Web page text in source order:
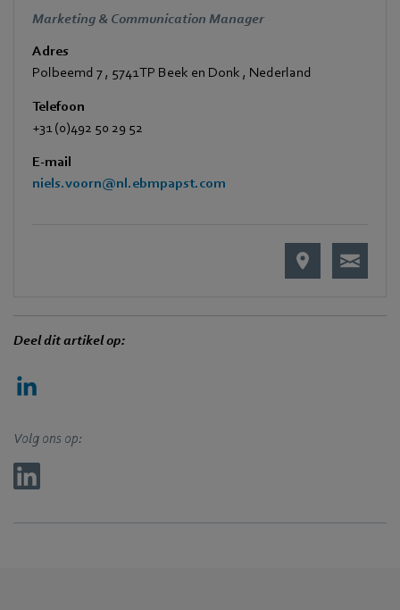
Marketing & Communication Manager
Adres
Polbeemd 7, 5741 TP Beek en Donk , Nederland
Telefoon
+31 (0)492 50 29 52
E-mail
niels.voorn@nl.ebmpapst.com
Deel dit artikel op:
Volg ons op: